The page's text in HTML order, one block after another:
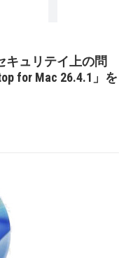
キュリテイ上の問
for Mac 26.4.1」を